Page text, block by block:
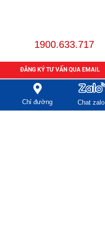
1900.633.717
ĐĂNG KÝ TƯ VẤN QUA EMAIL
ĐẶT LỊCH HẸN TRỰC TIẾP LUẬT SƯ
Chỉ đường Chat zalo